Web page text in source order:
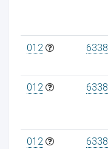
012 6338
012 6338
012 6338